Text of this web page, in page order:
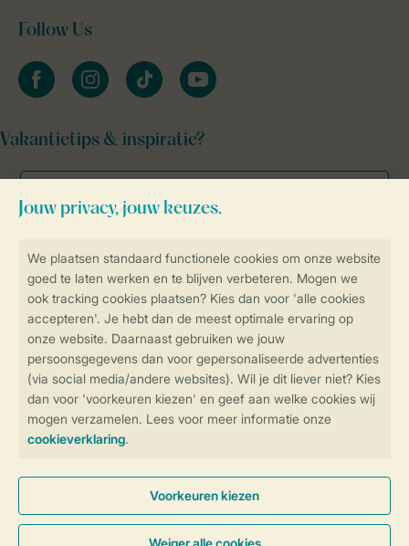
Controle over jouw gegevens &
Instellingen wijzigen
Veilig en snel online boeken
Veilige gegevensoverdracht
Veilige betaling
Follow Us
facebookinstagramtiktok youtube
Vakantietips & inspiratie?